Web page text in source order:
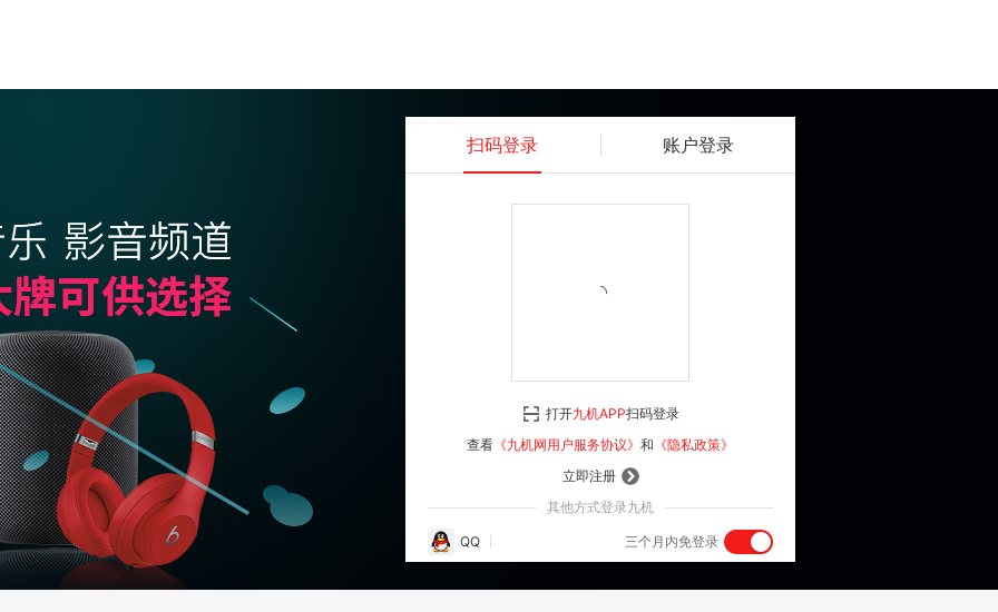
扫码登录 账户登录
登 录
立即注册
其他方式登录九机
QQ 三个月内免登录
打开九机APP扫码登录
查看 《九机网用户服务协议》 和 《隐私政策》